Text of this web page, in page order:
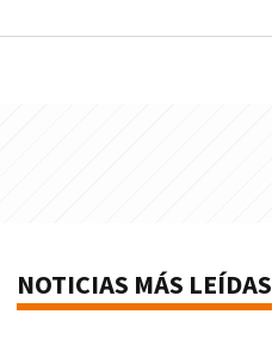
NOTICIAS MÁS LEÍDAS